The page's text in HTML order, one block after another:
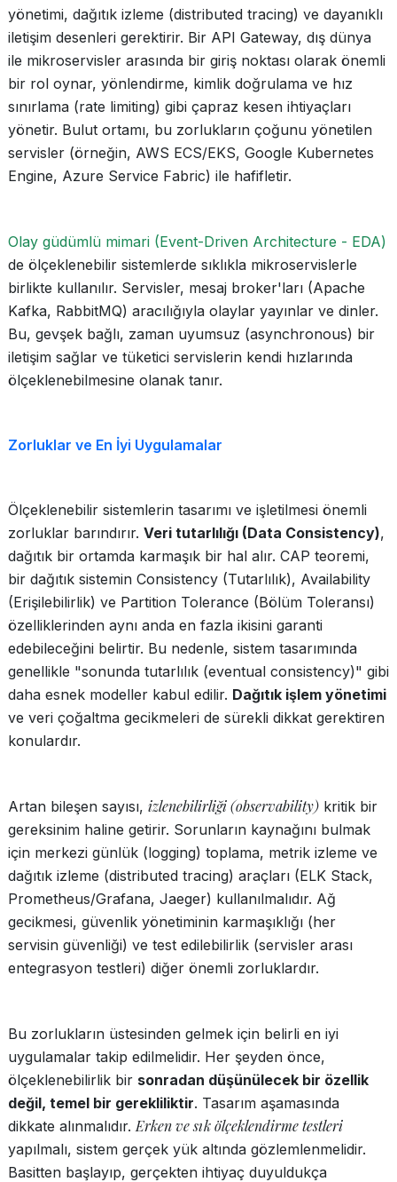
yönetimi, dağıtık izleme (distributed tracing) ve dayanıklı
iletişim desenleri gerektirir. Bir API Gateway, dış dünya
ile mikroservisler arasında bir giriş noktası olarak önemli
bir rol oynar, yönlendirme, kimlik doğrulama ve hız
sınırlama (rate limiting) gibi çapraz kesen ihtiyaçları
yönetir. Bulut ortamı, bu zorlukların çoğunu yönetilen
servisler (örneğin, AWS ECS/EKS, Google Kubernetes
Engine, Azure Service Fabric) ile hafifletir.
Olay güdümlü mimari (Event-Driven Architecture - EDA)
de ölçeklenebilir sistemlerde sıklıkla mikroservislerle
birlikte kullanılır. Servisler, mesaj broker'ları (Apache
Kafka, RabbitMQ) aracılığıyla olaylar yayınlar ve dinler.
Bu, gevşek bağlı, zaman uyumsuz (asynchronous) bir
iletişim sağlar ve tüketici servislerin kendi hızlarında
ölçeklenebilmesine olanak tanır.
Zorluklar ve En İyi Uygulamalar
Ölçeklenebilir sistemlerin tasarımı ve işletilmesi önemli
zorluklar barındırır. Veri tutarlılığı (Data Consistency),
dağıtık bir ortamda karmaşık bir hal alır. CAP teoremi,
bir dağıtık sistemin Consistency (Tutarlılık), Availability
(Erişilebilirlik) ve Partition Tolerance (Bölüm Toleransı)
özelliklerinden aynı anda en fazla ikisini garanti
edebileceğini belirtir. Bu nedenle, sistem tasarımında
genellikle "sonunda tutarlılık (eventual consistency)" gibi
daha esnek modeller kabul edilir. Dağıtık işlem yönetimi
ve veri çoğaltma gecikmeleri de sürekli dikkat gerektiren
konulardır.
Artan bileşen sayısı, izlenebilirliği (observability) kritik bir
gereksinim haline getirir. Sorunların kaynağını bulmak
için merkezi günlük (logging) toplama, metrik izleme ve
dağıtık izleme (distributed tracing) araçları (ELK Stack,
Prometheus/Grafana, Jaeger) kullanılmalıdır. Ağ
gecikmesi, güvenlik yönetiminin karmaşıklığı (her
servisin güvenliği) ve test edilebilirlik (servisler arası
entegrasyon testleri) diğer önemli zorluklardır.
Bu zorlukların üstesinden gelmek için belirli en iyi
uygulamalar takip edilmelidir. Her şeyden önce,
ölçeklenebilirlik bir sonradan düşünülecek bir özellik
değil, temel bir gerekliliktir. Tasarım aşamasında
dikkate alınmalıdır.Erken ve sık ölçeklendirme testleri
yapılmalı, sistem gerçek yük altında gözlemlenmelidir.
Basitten başlayıp, gerçekten ihtiyaç duyuldukça